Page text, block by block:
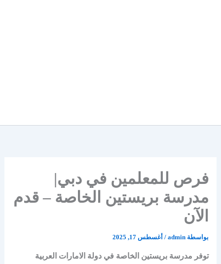
فرص للمعلمين في دبي|
مدرسة بريستين الخاصة – قدم
الآن
بواسطة admin
/ أغسطس 17, 2025
توفر مدرسة بريستين الخاصة في دولة الامارات العربية